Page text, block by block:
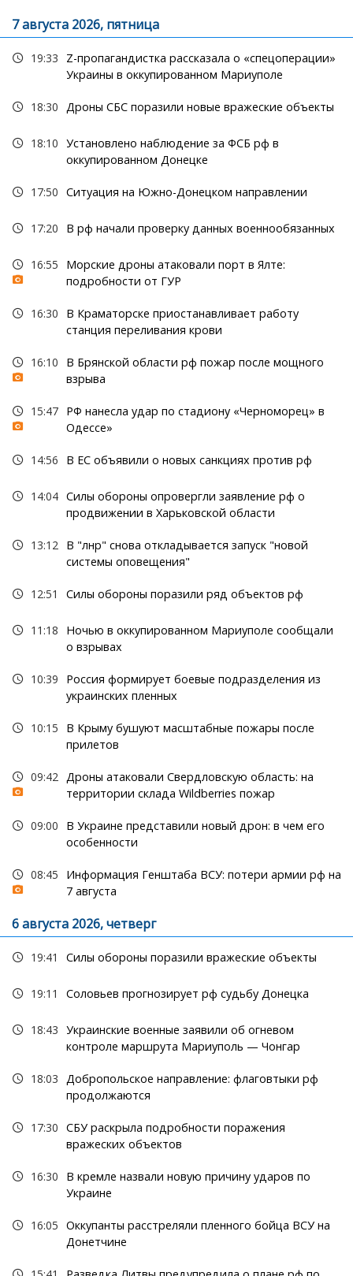
7 августа 2026, пятница
19:33
Z-пропагандистка рассказала о «спецоперации»
Украины в оккупированном Мариуполе
18:30 Дроны СБС поразили новые вражеские объекты
18:10 Установлено наблюдение за ФСБ рф в
оккупированном Донецке
17:50 Ситуация на Южно-Донецком направлении
17:20 В рф начали проверку данных военнообязанных
16:55
Морские дроны атаковали порт в Ялте:
подробности от ГУР
16:30
В Краматорске приостанавливает работу
станция переливания крови
16:10
В Брянской области рф пожар после мощного
взрыва
15:47 РФ нанесла удар по стадиону «Черноморец» в
Одессе»
14:56 В ЕС объявили о новых санкциях против рф
14:04 Силы обороны опровергли заявление рф о
продвижении в Харьковской области
13:12
В "лнр" снова откладывается запуск "новой
системы оповещения"
12:51 Силы обороны поразили ряд объектов рф
11:18
Ночью в оккупированном Мариуполе сообщали
о взрывах
10:39
Россия формирует боевые подразделения из
украинских пленных
10:15
В Крыму бушуют масштабные пожары после
прилетов
09:42
Дроны атаковали Свердловскую область: на
территории склада Wildberries пожар
09:00
В Украине представили новый дрон: в чем его
особенности
08:45
Информация Генштаба ВСУ: потери армии рф на
7 августа
6 августа 2026, четверг
19:41 Силы обороны поразили вражеские объекты
19:11 Соловьев прогнозирует рф судьбу Донецка
18:43 Украинские военные заявили об огневом
контроле маршрута Мариуполь — Чонгар
18:03
Добропольское направление: флаговтыки рф
продолжаются
17:30 СБУ раскрыла подробности поражения
вражеских объектов
16:30
В кремле назвали новую причину ударов по
Украине
16:05 Оккупанты расстреляли пленного бойца ВСУ на
Донетчине